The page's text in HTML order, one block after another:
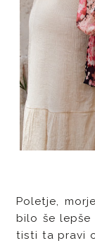
Poletje,
bilo še lepše
tisti ta pravi